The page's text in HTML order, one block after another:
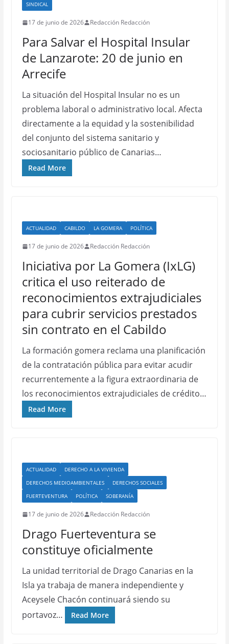
SINDICAL
17 de junio de 2026 Redacción Redacción
Para Salvar el Hospital Insular
de Lanzarote: 20 de junio en
Arrecife
La situación del Hospital Insular no es un
problema laboral o administrativo local. Afecta
directamente a la equidad y la sostenibilidad
del conjunto del sistema sanitario y
sociosanitario público de Canarias…
Read More
ACTUALIDAD CABILDO LA GOMERA POLÍTICA
17 de junio de 2026 Redacción Redacción
Iniciativa por La Gomera (IxLG)
critica el uso reiterado de
reconocimientos extrajudiciales
para cubrir servicios prestados
sin contrato en el Cabildo
La formación gomera reclama una planificación
de la contratación pública para evitar acudir
recurrentemente a la figura extraordinaria de
los reconocimientos extrajudiciales de crédito…
Read More
ACTUALIDAD
DERECHO A LA VIVIENDA
DERECHOS MEDIOAMBIENTALES
DERECHOS SOCIALES
FUERTEVENTURA
POLÍTICA SOBERANÍA
17 de junio de 2026 Redacción Redacción
Drago Fuerteventura se
constituye oficialmente
La unidad territorial de Drago Canarias en la
Isla ya trabaja de manera independiente y
Aceysele Chacón continuará siendo su
portavoz…
Read More